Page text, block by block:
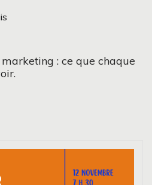
: ce que chaque